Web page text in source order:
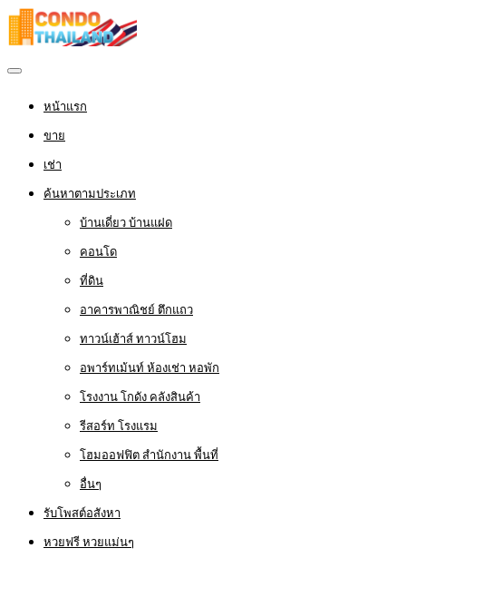
หน้าแรก
ขาย
เช่า
ค้นหาตามประเภท
บ้านเดี่ยว บ้านแฝด
คอนโด
ที่ดิน
อาคารพาณิชย์ ตึกแถว
ทาวน์เฮ้าส์ ทาวน์โฮม
อพาร์ทเม้นท์ ห้องเช่า หอพัก
โรงงาน โกดัง คลังสินค้า
รีสอร์ท โรงแรม
โฮมออฟฟิต สำนักงาน พื้นที่
อื่นๆ
รับโพสต์อสังหา
หวยฟรี หวยแม่นๆ